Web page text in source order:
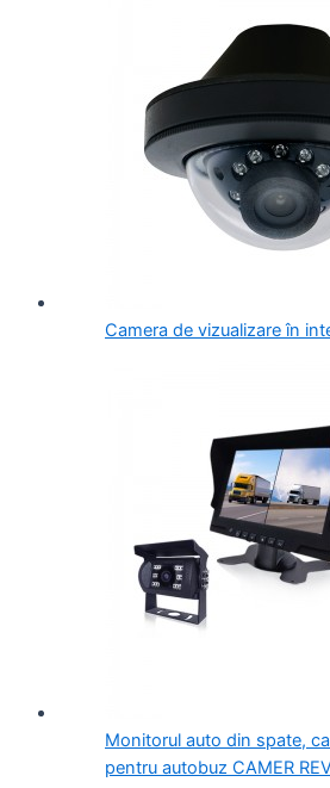
Camera de vizualizare în
Monitorul auto din spate,
pentru autobuz CAMER